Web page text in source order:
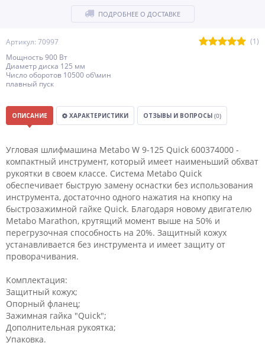
Артикул: 70997
(1)
Мощность 900 Вт
Диаметр диска 125 мм
Число оборотов 10500 об\мин
плавный пуск
ПОДРОБНЕЕ О ДОСТАВКЕ
ОПИСАНИЕ ХАРАКТЕРИСТИКИ ОТЗЫВЫ И ВОПРОСЫ (0)
Угловая шлифмашина Metabo W 9-125 Quick 600374000 -
компактный инструмент, который имеет наименьший обхват
рукоятки в своем классе. Система Metabo Quick
обеспечивает быструю замену оснастки без использования
инструмента, достаточно одного нажатия на кнопку на
быстрозажимной гайке Quick. Благодаря новому двигателю
Metabo Marathon, крутящий момент выше на 50% и
перегрузочная способность на 20%. Защитный кожух
устанавливается без инструмента и имеет защиту от
проворачивания.
Комплектация:
Защитный кожух;
Опорный фланец;
Зажимная гайка "Quick";
Дополнительная рукоятка;
Упаковка.